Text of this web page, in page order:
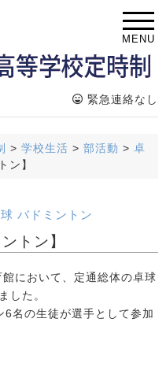
MENU
緊急連絡なし
> 学校生活 > 部活動 > 卓
ン】
バドミントン
トン】
において、定通総体の卓球
した。
名の生徒が選手として参加